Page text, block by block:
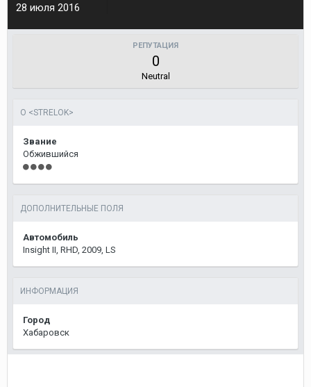
28 июля 2016
РЕПУТАЦИЯ
0
Neutral
О <STRELOK>
Звание
Обжившийся
ДОПОЛНИТЕЛЬНЫЕ ПОЛЯ
Автомобиль
Insight II, RHD, 2009, LS
ИНФОРМАЦИЯ
Город
Хабаровск